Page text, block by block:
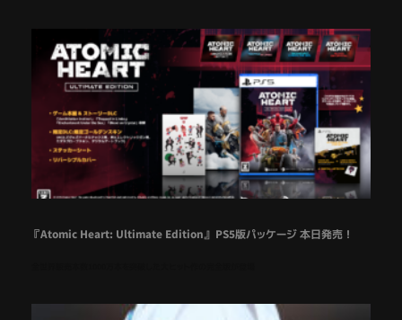
『Atomic Heart: Ultimate Edition』 PS5版パッケージ 本日発売！